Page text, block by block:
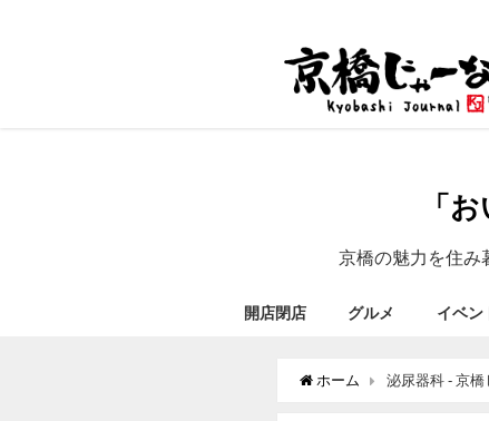
「
京橋の魅力を住み
開店閉店 グルメ イベン
ホーム 泌尿器科 - 京橋